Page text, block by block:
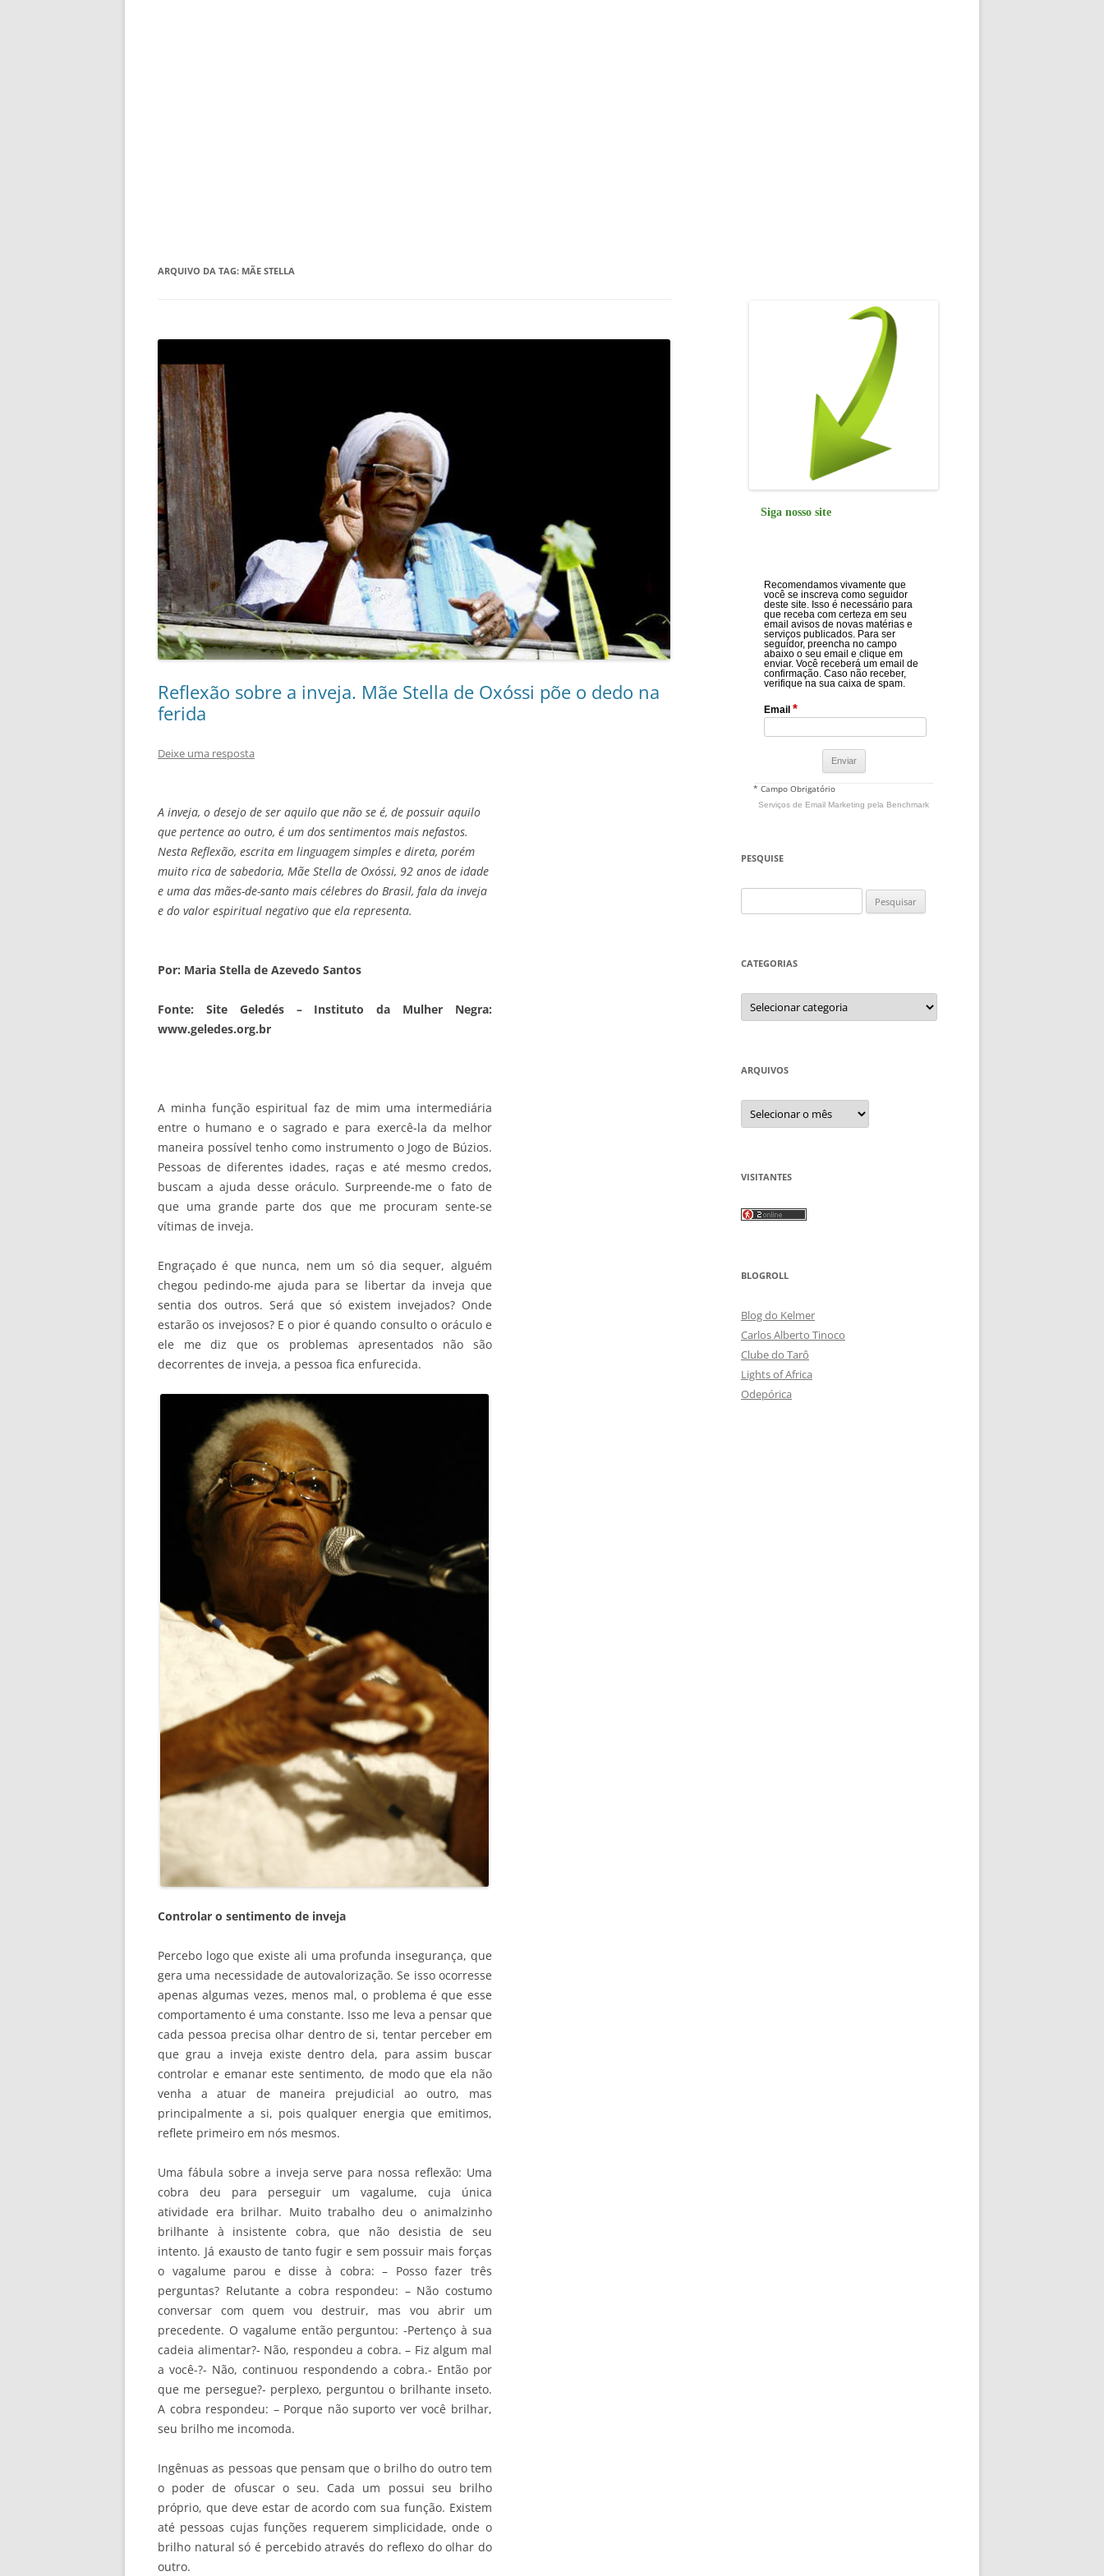
ARQUIVO DA TAG: MÃE STELLA
Reflexão sobre a inveja. Mãe Stella de Oxóssi põe o dedo na
ferida
Deixe uma resposta
A inveja, o desejo de ser aquilo que não se é, de possuir aquilo
que pertence ao outro, é um dos sentimentos mais nefastos.
Nesta Reflexão, escrita em linguagem simples e direta, porém
muito rica de sabedoria, Mãe Stella de Oxóssi, 92 anos de idade
e uma das mães-de-santo mais célebres do Brasil, fala da inveja
e do valor espiritual negativo que ela representa.
Por: Maria Stella de Azevedo Santos
Fonte: Site Geledés – Instituto da Mulher Negra:
www.geledes.org.br
A minha função espiritual faz de mim uma intermediária
entre o humano e o sagrado e para exercê-la da melhor
maneira possível tenho como instrumento o Jogo de Búzios.
Pessoas de diferentes idades, raças e até mesmo credos,
buscam a ajuda desse oráculo. Surpreende-me o fato de
que uma grande parte dos que me procuram sente-se
vítimas de inveja.
Engraçado é que nunca, nem um só dia sequer, alguém
chegou pedindo-me ajuda para se libertar da inveja que
sentia dos outros. Será que só existem invejados? Onde
estarão os invejosos? E o pior é quando consulto o oráculo e
ele me diz que os problemas apresentados não são
decorrentes de inveja, a pessoa fica enfurecida.
Controlar o sentimento de inveja
Percebo logo que existe ali uma profunda insegurança, que
gera uma necessidade de autovalorização. Se isso ocorresse
apenas algumas vezes, menos mal, o problema é que esse
comportamento é uma constante. Isso me leva a pensar que
cada pessoa precisa olhar dentro de si, tentar perceber em
que grau a inveja existe dentro dela, para assim buscar
controlar e emanar este sentimento, de modo que ela não
venha a atuar de maneira prejudicial ao outro, mas
principalmente a si, pois qualquer energia que emitimos,
reflete primeiro em nós mesmos.
Uma fábula sobre a inveja serve para nossa reflexão: Uma
cobra deu para perseguir um vagalume, cuja única
atividade era brilhar. Muito trabalho deu o animalzinho
brilhante à insistente cobra, que não desistia de seu
intento. Já exausto de tanto fugir e sem possuir mais forças
o vagalume parou e disse à cobra: – Posso fazer três
perguntas? Relutante a cobra respondeu: – Não costumo
conversar com quem vou destruir, mas vou abrir um
precedente. O vagalume então perguntou: -Pertenço à sua
cadeia alimentar?- Não, respondeu a cobra. – Fiz algum mal
a você-?- Não, continuou respondendo a cobra.- Então por
que me persegue?- perplexo, perguntou o brilhante inseto.
A cobra respondeu: – Porque não suporto ver você brilhar,
seu brilho me incomoda.
Ingênuas as pessoas que pensam que o brilho do outro tem
o poder de ofuscar o seu. Cada um possui seu brilho
próprio, que deve estar de acordo com sua função. Existem
até pessoas cujas funções requerem simplicidade, onde o
brilho natural só é percebido através do reflexo do olhar do
outro.
Siga nosso site
Recomendamos vivamente que
você se inscreva como seguidor
deste site. Isso é necessário para
que receba com certeza em seu
email avisos de novas matérias e
serviços publicados. Para ser
seguidor, preencha no campo
abaixo o seu email e clique em
enviar. Você receberá um email de
confirmação. Caso não receber,
verifique na sua caixa de spam.
Email *
* Campo Obrigatório
Serviços de Email Marketing pela Benchmark
PESQUISE
por:
CATEGORIAS
Categorias
ARQUIVOS
Arquivos
VISITANTES
BLOGROLL
Blog do Kelmer
Carlos Alberto Tinoco
Clube do Tarô
Lights of Africa
Odepórica